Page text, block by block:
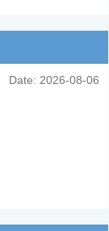
Date: 2026-08-06